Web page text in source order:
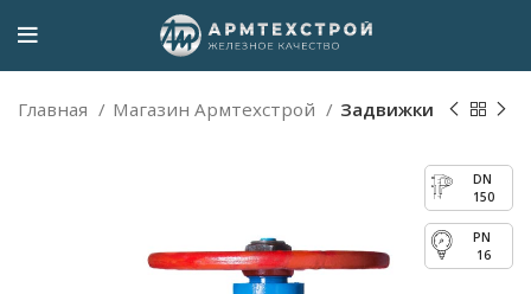
Главная Магазин Армтехстрой Задвижки
150
16